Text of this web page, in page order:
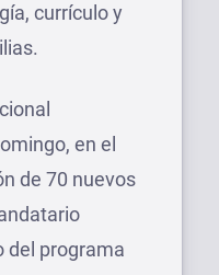
currículo y
en el
de 70 nuevos
del programa